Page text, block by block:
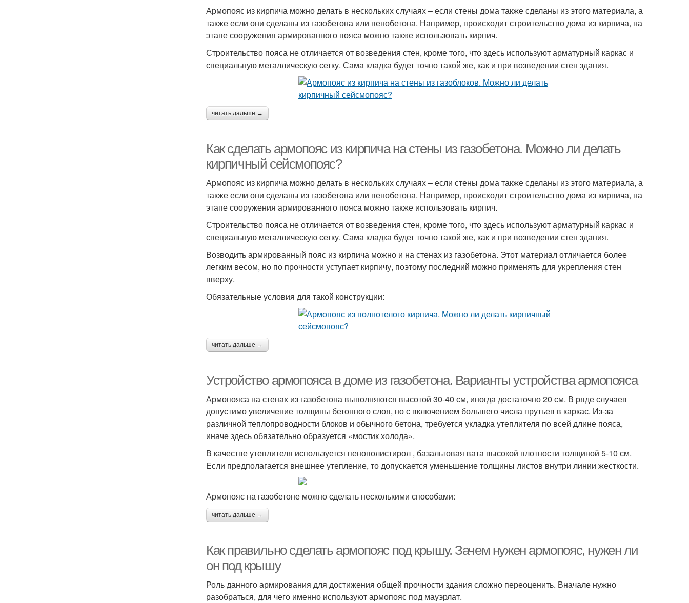
Армопояс из кирпича можно делать в нескольких случаях – если стены дома также сделаны из этого материала, а
также если они сделаны из газобетона или пенобетона. Например, происходит строительство дома из кирпича, на
этапе сооружения армированного пояса можно также использовать кирпич.
Строительство пояса не отличается от возведения стен, кроме того, что здесь используют арматурный каркас и
специальную металлическую сетку. Сама кладка будет точно такой же, как и при возведении стен здания.
читать дальше →
Как сделать армопояс из кирпича на стены из газобетона. Можно ли делать
кирпичный сейсмопояс?
Армопояс из кирпича можно делать в нескольких случаях – если стены дома также сделаны из этого материала, а
также если они сделаны из газобетона или пенобетона. Например, происходит строительство дома из кирпича, на
этапе сооружения армированного пояса можно также использовать кирпич.
Строительство пояса не отличается от возведения стен, кроме того, что здесь используют арматурный каркас и
специальную металлическую сетку. Сама кладка будет точно такой же, как и при возведении стен здания.
Возводить армированный пояс из кирпича можно и на стенах из газобетона. Этот материал отличается более
легким весом, но по прочности уступает кирпичу, поэтому последний можно применять для укрепления стен
вверху.
Обязательные условия для такой конструкции:
читать дальше →
Устройство армопояса в доме из газобетона. Варианты устройства армопояса
Армопояса на стенах из газобетона выполняются высотой 30-40 см, иногда достаточно 20 см. В ряде случаев
допустимо увеличение толщины бетонного слоя, но с включением большего числа прутьев в каркас. Из-за
различной теплопроводности блоков и обычного бетона, требуется укладка утеплителя по всей длине пояса,
иначе здесь обязательно образуется «мостик холода».
В качестве утеплителя используется пенополистирол , базальтовая вата высокой плотности толщиной 5-10 см.
Если предполагается внешнее утепление, то допускается уменьшение толщины листов внутри линии жесткости.
Армопояс на газобетоне можно сделать несколькими способами:
читать дальше →
Как правильно сделать армопояс под крышу. Зачем нужен армопояс, нужен ли
он под крышу
Роль данного армирования для достижения общей прочности здания сложно переоценить. Вначале нужно
разобраться, для чего именно используют армопояс под мауэрлат.